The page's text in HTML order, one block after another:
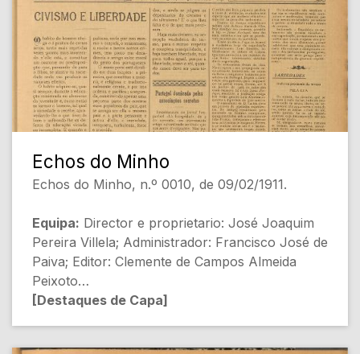
[Política]
- Mais vale tarde que nunca [Política]
- Os juizes em Portugal [Justiça]
- Como se consolida um regimen... [Política]
[Conteúdo Gerado por Inteligência Artificial,
pode conter erros]
Echos do Minho
Echos do Minho, n.º 0010, de 09/02/1911.
Equipa: Director e proprietario: José Joaquim
Pereira Villela; Administrador: Francisco José de
Paiva; Editor: Clemente de Campos Almeida
Peixoto
[Destaques de Capa]